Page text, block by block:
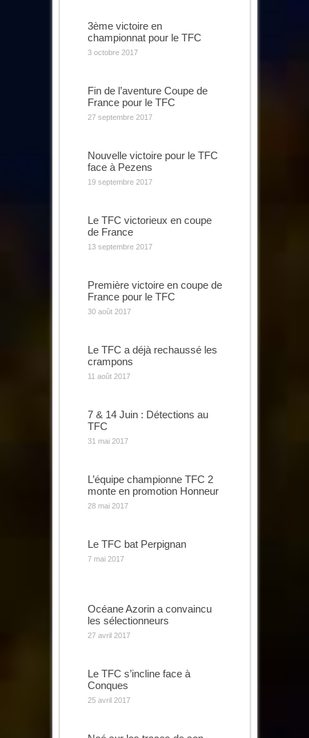
3ème victoire en
championnat pour le TFC
3 octobre 2017
Fin de l’aventure Coupe de
France pour le TFC
27 septembre 2017
Nouvelle victoire pour le TFC
face à Pezens
19 septembre 2017
Le TFC victorieux en coupe
de France
13 septembre 2017
Première victoire en coupe de
France pour le TFC
30 août 2017
Le TFC a déjà rechaussé les
crampons
11 août 2017
7 & 14 Juin : Détections au
TFC
31 mai 2017
L’équipe championne TFC 2
monte en promotion Honneur
28 mai 2017
Le TFC bat Perpignan
7 mai 2017
Océane Azorin a convaincu
les sélectionneurs
27 avril 2017
Le TFC s’incline face à
Conques
25 avril 2017